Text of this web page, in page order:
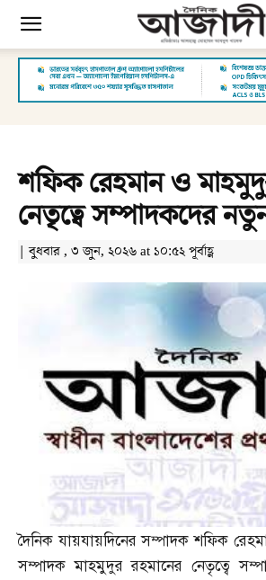
শফিক রেহমান ও
নেতৃত্বে সম্পাদকদের
| বুধবার , ৩ জুন, ২০২৬ at ১০:৫২ পূর্বাহ্ণ
দৈনিক যায়যায়দিনের সম্পাদক শফিক
সম্পাদক মাহমুদুর রহমানের নেতৃত্বে